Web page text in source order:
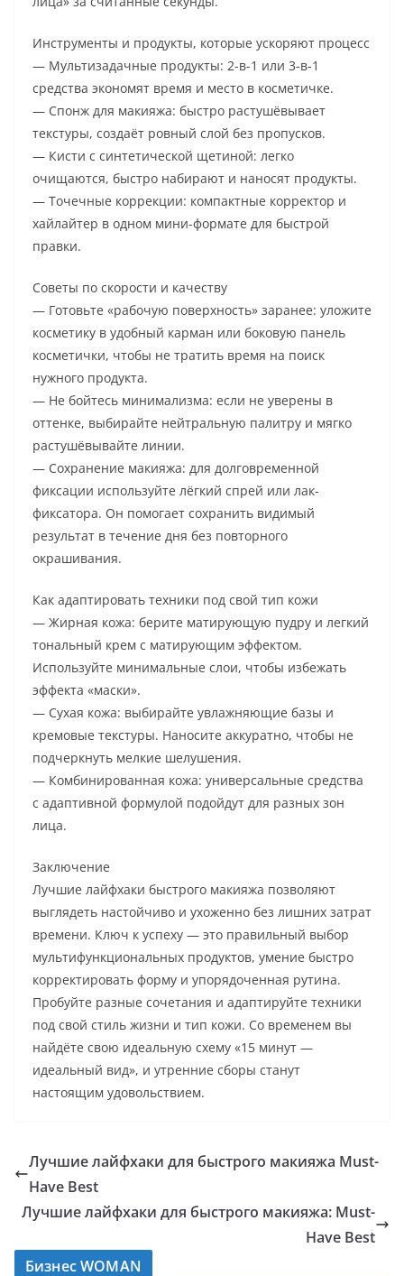
Инструменты и продукты, которые ускоряют процесс
— Мультизадачные продукты: 2-в-1 или 3-в-1
средства экономят время и место в косметичке.
— Спонж для макияжа: быстро растушёвывает
текстуры, создаёт ровный слой без пропусков.
— Кисти с синтетической щетиной: легко
очищаются, быстро набирают и наносят продукты.
— Точечные коррекции: компактные корректор и
хайлайтер в одном мини-формате для быстрой
правки.
Советы по скорости и качеству
— Готовьте «рабочую поверхность» заранее: уложите
косметику в удобный карман или боковую панель
косметички, чтобы не тратить время на поиск
нужного продукта.
— Не бойтесь минимализма: если не уверены в
оттенке, выбирайте нейтральную палитру и мягко
растушёвывайте линии.
— Сохранение макияжа: для долговременной
фиксации используйте лёгкий спрей или лак-
фиксатора. Он помогает сохранить видимый
результат в течение дня без повторного
окрашивания.
Как адаптировать техники под свой тип кожи
— Жирная кожа: берите матирующую пудру и легкий
тональный крем с матирующим эффектом.
Используйте минимальные слои, чтобы избежать
эффекта «маски».
— Сухая кожа: выбирайте увлажняющие базы и
кремовые текстуры. Наносите аккуратно, чтобы не
подчеркнуть мелкие шелушения.
— Комбинированная кожа: универсальные средства
с адаптивной формулой подойдут для разных зон
лица.
Заключение
Лучшие лайфхаки быстрого макияжа позволяют
выглядеть настойчиво и ухоженно без лишних затрат
времени. Ключ к успеху — это правильный выбор
мультифункциональных продуктов, умение быстро
корректировать форму и упорядоченная рутина.
Пробуйте разные сочетания и адаптируйте техники
под свой стиль жизни и тип кожи. Со временем вы
найдёте свою идеальную схему «15 минут —
идеальный вид», и утренние сборы станут
настоящим удовольствием.
Лучшие лайфхаки для быстрого макияжа Must-
Have Best
Лучшие лайфхаки для быстрого макияжа: Must-
Have Best
Бизнес WOMAN